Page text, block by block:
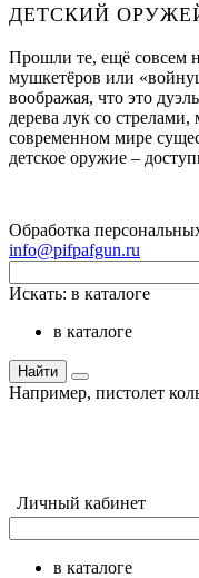
ДЕТСКИЙ
Прошли те, ещё совсем
мушкетёров или
воображая, что это
дерева лук со
современном мире
детское оружие –
Обработка
info@pifpafgun.ru
Искать: в каталоге
в каталоге
Найти
Например, пистолет
Личный кабинет
в каталоге